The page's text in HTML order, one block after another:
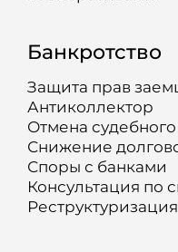
Банкротство
Защита прав
Антиколлектор
Отмена
Снижение
Споры с банками
Консультация по